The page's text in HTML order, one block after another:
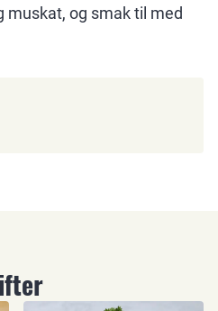
muskat, og smak til med